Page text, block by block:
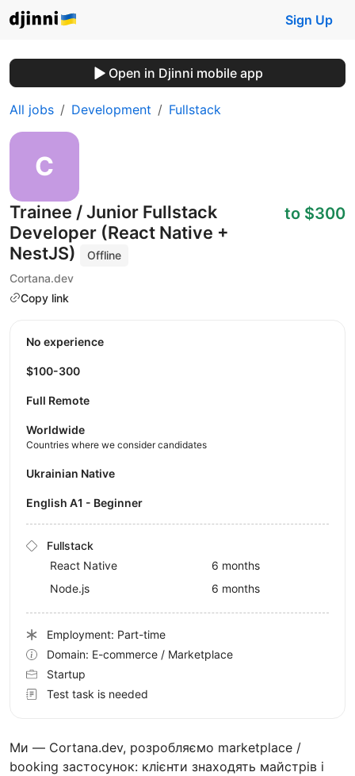
Sign Up
Open in Djinni mobile app
All jobs Development Fullstack
Trainee / Junior Fullstack
Developer (React Native +
NestJS)
Offline
Cortana.dev
Copy link
to $300
Ми — Cortana.dev, розробляємо marketplace /
booking застосунок: клієнти знаходять майстрів і
No experience
$100-300
Full Remote
Worldwide
Countries where we consider candidates
Ukrainian Native
English A1 - Beginner
Fullstack
React Native
6 months
Node.js
6 months
Employment: Part-time
Domain: E-commerce / Marketplace
Startup
Test task is needed